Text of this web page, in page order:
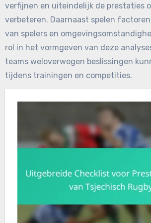
verfijnen en uiteindelijk de prestaties
verbeteren. Daarnaast spelen
van spelers en
rol in het vormgeven van deze
teams weloverwogen beslissingen
tijdens trainingen en competities.